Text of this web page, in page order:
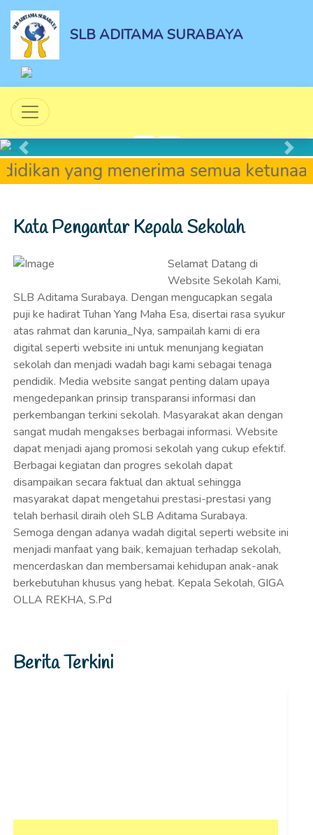
SLB ADITAMA SURABAYA
Previous Next
yang menerima semua
Kata Pengantar Kepala Sekolah
Selamat Datang di
Website Sekolah Kami,
SLB Aditama Surabaya. Dengan mengucapkan segala
puji ke hadirat Tuhan Yang Maha Esa, disertai rasa syukur
atas rahmat dan karunia_Nya, sampailah kami di era
digital seperti website ini untuk menunjang kegiatan
sekolah dan menjadi wadah bagi kami sebagai tenaga
pendidik. Media website sangat penting dalam upaya
mengedepankan prinsip transparansi informasi dan
perkembangan terkini sekolah. Masyarakat akan dengan
sangat mudah mengakses berbagai informasi. Website
dapat menjadi ajang promosi sekolah yang cukup efektif.
Berbagai kegiatan dan progres sekolah dapat
disampaikan secara faktual dan aktual sehingga
masyarakat dapat mengetahui prestasi-prestasi yang
telah berhasil diraih oleh SLB Aditama Surabaya.
Semoga dengan adanya wadah digital seperti website ini
menjadi manfaat yang baik, kemajuan terhadap sekolah,
mencerdaskan dan membersamai kehidupan anak-anak
berkebutuhan khusus yang hebat. Kepala Sekolah, GIGA
OLLA REKHA, S.Pd
Berita Terkini